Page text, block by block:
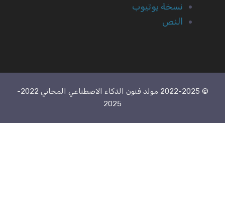
نسخة يوتيوب
النص
© 2022-2025 مولد فنون الذكاء الاصطناعي المجاني 2022-
2025